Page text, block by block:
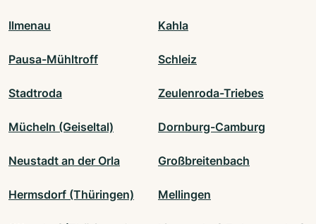
Ilmenau Kahla
Pausa-Mühltroff Schleiz
Stadtroda Zeulenroda-Triebes
Mücheln (Geiseltal) Dornburg-Camburg
Neustadt an der Orla Großbreitenbach
Hermsdorf (Thüringen) Mellingen